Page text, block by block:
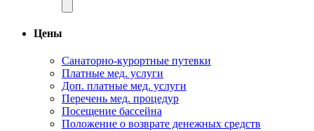
Цены
Санаторно-курортные путевки
Платные мед. услуги
Доп. платные мед. услуги
Перечень мед. процедур
Посещение бассейна
Положение о возврате денежных средств